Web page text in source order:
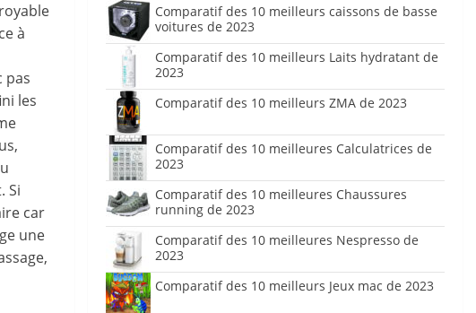
à
pas
les
Si
car
une
Comparatif des 10 meilleurs caissons de basse
voitures de 2023
Comparatif des 10 meilleurs Laits hydratant de
2023
Comparatif des 10 meilleurs ZMA de 2023
Comparatif des 10 meilleures Calculatrices de
2023
Comparatif des 10 meilleures Chaussures
running de 2023
Comparatif des 10 meilleures Nespresso de
2023
Comparatif des 10 meilleurs Jeux mac de 2023